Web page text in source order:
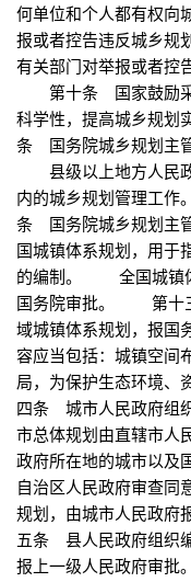
何单位和个人都有权向
报或者控告违反城乡规
有关部门对举报或者控
第十条 国家鼓励采
科学性，提高城乡规
条 国务院城乡规划主
县级以上地方人民政
内的城乡规划管理工
条 国务院城乡规划主
国城镇体系规划，用于
的编制。 全国城镇体
国务院审批。 第十
域城镇体系规划，报
容应当包括：城镇空间
局，为保护生态环境
四条 城市人民政府
市总体规划由直辖市人
政府所在地的城市以及
自治区人民政府审查同
规划，由城市人民政
五条 县人民政府组织
报上一级人民政府审批